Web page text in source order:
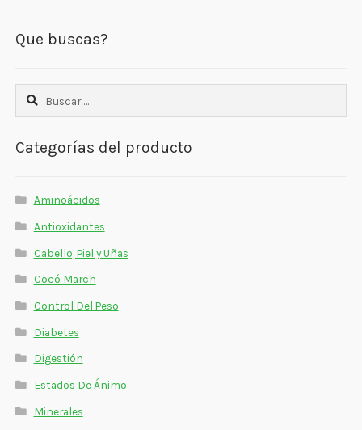
Que buscas?
Buscar:
Categorías del producto
Aminoácidos
Antioxidantes
Cabello, Piel y Uñas
Cocó March
Control Del Peso
Diabetes
Digestión
Estados De Ánimo
Minerales